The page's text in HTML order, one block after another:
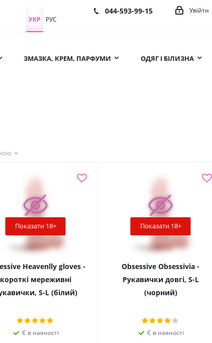
Увійти
044-593-99-15
УКР РУС
ЗМАЗКА, КРЕМ, ПАРФУМИ ОДЯГ І БІЛИЗНА
Показати 18+
Heavenlly gloves -
короткі мереживні
S-L (білий)
Є в наяності
Показати 18+
Obsessive Obsessivia -
Рукавички довгі, S-L
(чорний)
Є в наяності